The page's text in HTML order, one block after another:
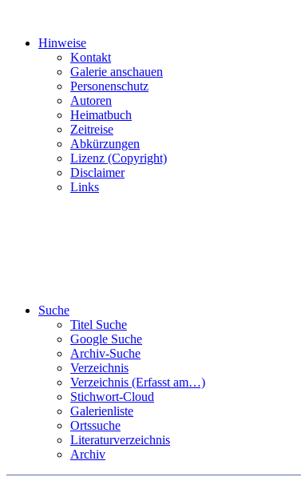
Hinweise
Kontakt
Galerie anschauen
Personenschutz
Autoren
Heimatbuch
Zeitreise
Abkürzungen
Lizenz (Copyright)
Disclaimer
Links
Suche
Titel Suche
Google Suche
Archiv-Suche
Verzeichnis
Verzeichnis (Erfasst am…)
Stichwort-Cloud
Galerienliste
Ortssuche
Literaturverzeichnis
Archiv